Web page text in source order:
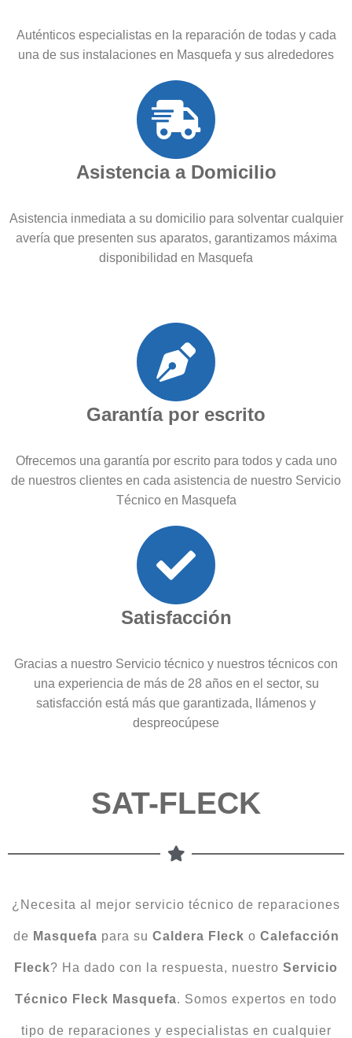
Auténticos especialistas en la reparación de todas y cada
una de sus instalaciones en Masquefa y sus alrededores
Asistencia a Domicilio
Asistencia inmediata a su domicilio para solventar cualquier
avería que presenten sus aparatos, garantizamos máxima
disponibilidad en Masquefa
Garantía por escrito
Ofrecemos una garantía por escrito para todos y cada uno
de nuestros clientes en cada asistencia de nuestro Servicio
Técnico en Masquefa
Satisfacción
Gracias a nuestro Servicio técnico y nuestros técnicos con
una experiencia de más de 28 años en el sector, su
satisfacción está más que garantizada, llámenos y
despreocúpese
SAT-FLECK
¿Necesita al mejor servicio técnico de reparaciones
de Masquefa para su Caldera Fleck o Calefacción
Fleck? Ha dado con la respuesta, nuestro Servicio
Técnico Fleck Masquefa. Somos expertos en todo
tipo de reparaciones y especialistas en cualquier